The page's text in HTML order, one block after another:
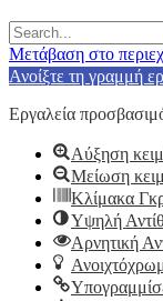
Μετάβαση στο
Ανοίξτε τη γραμμή
Εργαλεία
Αύξηση
Μείωση
Κλίμακα
Υψηλή
Αρνητική